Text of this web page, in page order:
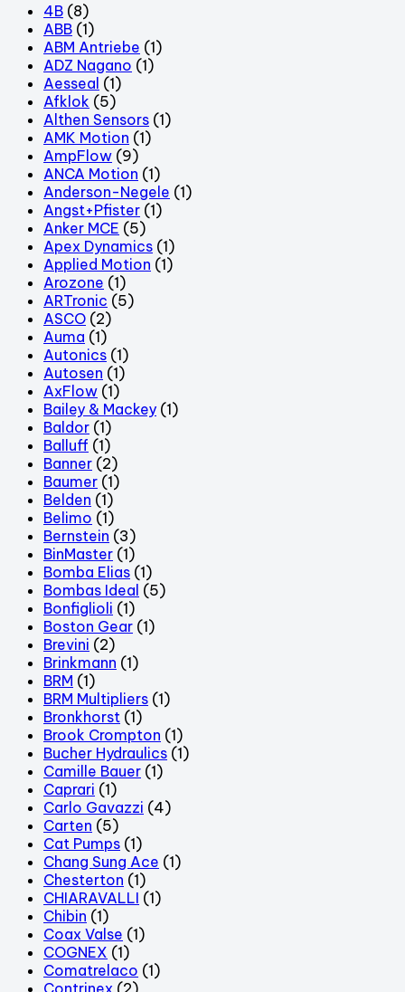
4B (8)
ABB (1)
ABM Antriebe (1)
ADZ Nagano (1)
Aesseal (1)
Afklok (5)
Althen Sensors (1)
AMK Motion (1)
AmpFlow (9)
ANCA Motion (1)
Anderson-Negele (1)
Angst+Pfister (1)
Anker MCE (5)
Apex Dynamics (1)
Applied Motion (1)
Arozone (1)
ARTronic (5)
ASCO (2)
Auma (1)
Autonics (1)
Autosen (1)
AxFlow (1)
Bailey & Mackey (1)
Baldor (1)
Balluff (1)
Banner (2)
Baumer (1)
Belden (1)
Belimo (1)
Bernstein (3)
BinMaster (1)
Bomba Elias (1)
Bombas Ideal (5)
Bonfiglioli (1)
Boston Gear (1)
Brevini (2)
Brinkmann (1)
BRM (1)
BRM Multipliers (1)
Bronkhorst (1)
Brook Crompton (1)
Bucher Hydraulics (1)
Camille Bauer (1)
Caprari (1)
Carlo Gavazzi (4)
Carten (5)
Cat Pumps (1)
Chang Sung Ace (1)
Chesterton (1)
CHIARAVALLI (1)
Chibin (1)
Coax Valse (1)
COGNEX (1)
Comatrelaco (1)
Contrinex (2)